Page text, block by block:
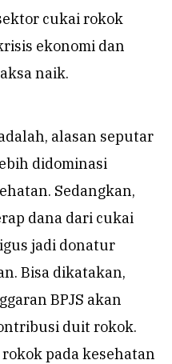
cukai rokok
ekonomi dan
naik.
alasan seputar
didominasi
Sedangkan,
dana dari cukai
jadi donatur
Bisa dikatakan,
BPJS akan
duit rokok.
pada kesehatan